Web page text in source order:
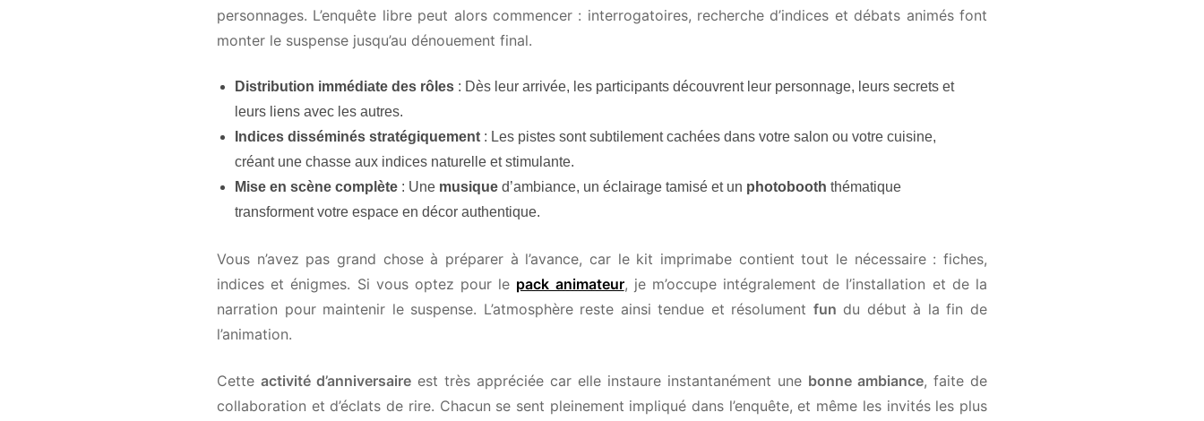
personnages. L’enquête libre peut alors commencer : interrogatoires, recherche d’indices et débats animés font
monter le suspense jusqu’au dénouement final.
Distribution immédiate des rôles: Dès leur arrivée, les participants découvrent leur personnage, leurs secrets et
leurs liens avec les autres.
Indices disséminés stratégiquement: Les pistes sont subtilement cachées dans votre salon ou votre cuisine,
créant une chasse aux indices naturelle et stimulante.
Mise en scène complète: Unemusiqued’ambiance, un éclairage tamisé et unphotobooththématique
transforment votre espace en décor authentique.
Vous n’avez pas grand chose à préparer à l’avance, car le kit imprimabe contient tout le nécessaire : fiches,
indices et énigmes. Si vous optez pour lepack animateur, je m’occupe intégralement de l’installation et de la
narration pour maintenir le suspense. L’atmosphère reste ainsi tendue et résolument fundu début à la fin de
l’animation.
Cetteactivité d’anniversaireest très appréciée car elle instaure instantanément unebonne ambiance, faite de
collaboration et d’éclats de rire. Chacun se sent pleinement impliqué dans l’enquête, et même les invités les plus